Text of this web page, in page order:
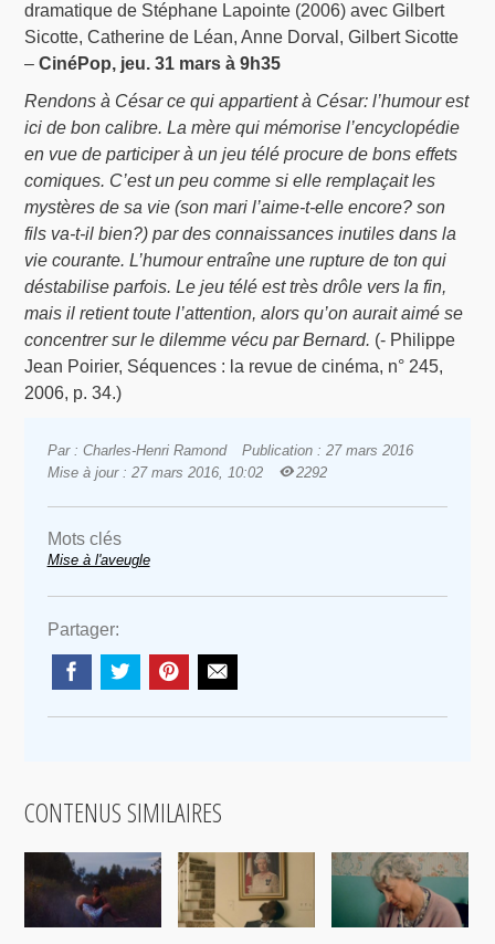
dramatique de Stéphane Lapointe (2006) avec Gilbert
Sicotte, Catherine de Léan, Anne Dorval, Gilbert Sicotte
–CinéPop, jeu. 31 mars à 9h35
Rendons à César ce qui appartient à César: l’humour est
ici de bon calibre. La mère qui mémorise l’encyclopédie
en vue de participer à un jeu télé procure de bons effets
comiques. C’est un peu comme si elle remplaçait les
mystères de sa vie (son mari l’aime-t-elle encore? son
fils va-t-il bien?) par des connaissances inutiles dans la
vie courante. L’humour entraîne une rupture de ton qui
déstabilise parfois. Le jeu télé est très drôle vers la fin,
mais il retient toute l’attention, alors qu’on aurait aimé se
concentrer sur le dilemme vécu par Bernard. (- Philippe
Jean Poirier, Séquences : la revue de cinéma, n° 245,
2006, p. 34.)
Par : Charles-Henri Ramond
Publication : 27 mars 2016
Mise à jour : 27 mars 2016, 10:02
2292
Mots clés
Mise à l'aveugle
Partager:
CONTENUS SIMILAIRES